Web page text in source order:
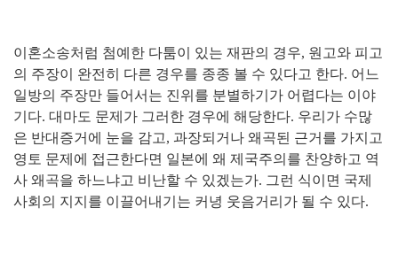
이혼소송처럼 첨예한 다툼이 있는 재판의 경우, 원고와 피고
의 주장이 완전히 다른 경우를 종종 볼 수 있다고 한다. 어느
일방의 주장만 들어서는 진위를 분별하기가 어렵다는 이야
기다. 대마도 문제가 그러한 경우에 해당한다. 우리가 수많
은 반대증거에 눈을 감고, 과장되거나 왜곡된 근거를 가지고
영토 문제에 접근한다면 일본에 왜 제국주의를 찬양하고 역
사 왜곡을 하느냐고 비난할 수 있겠는가. 그런 식이면 국제
사회의 지지를 이끌어내기는 커녕 웃음거리가 될 수 있다.